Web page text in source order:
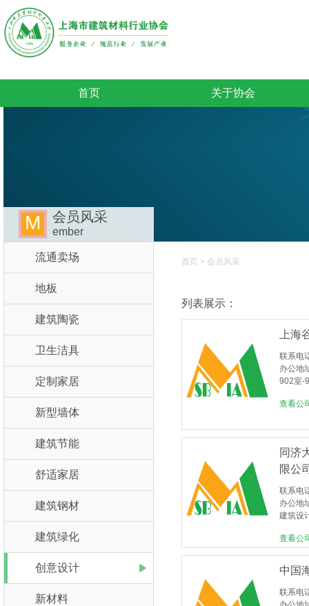
首页 关于协会
M 会员风采
ember
流通卖场
地板
建筑陶瓷
卫生洁具
定制家居
新型墙体
建筑节能
舒适家居
建筑钢材
建筑绿化
创意设计
新材料
首页 > 会员风采
列表展示：
上海
联系电
办公地
902室-
查看公
同济
限公
联系电
办公地
建筑设
查看公
中国
联系电